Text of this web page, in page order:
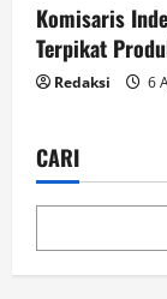
Komisaris
Terpikat
Redaksi 6
CARI